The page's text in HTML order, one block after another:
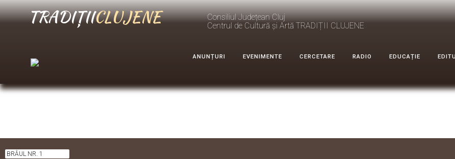
TRADIȚIICLUJENE
Consiliul Județean Cluj
Centrul de Cultură și Artă TRADIȚII CLUJENE
ANUNȚURI EVENIMENTE CERCETARE RADIO EDUCAȚIE
BRÂUL NR. 1